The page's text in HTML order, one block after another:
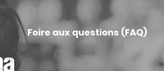
Foire aux questions (FAQ)